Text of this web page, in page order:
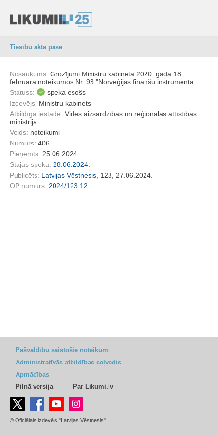
Tiesību akta pase
Nosaukums: Grozījumi Ministru kabineta 2020. gada 18.
februāra noteikumos Nr. 93 "Norvēģijas finanšu instrumenta ..
Statuss:
spēkā esošs
Izdevējs: Ministru kabinets
Atbildīgā iestāde: Vides aizsardzības un reģionālās attīstības
ministrija
Veids: noteikumi
Numurs: 406
Pieņemts: 25.06.2024.
Stājas spēkā: 28.06.2024.
Publicēts: Latvijas Vēstnesis , 123, 27.06.2024.
OP numurs: 2024/123.12
Pašvaldību saistošie noteikumi
Administratīvās atbildības ceļvedis
Apmācības
Pilnā versija
Par Likumi.lv
© Oficiālais izdevējs "Latvijas Vēstnesis"